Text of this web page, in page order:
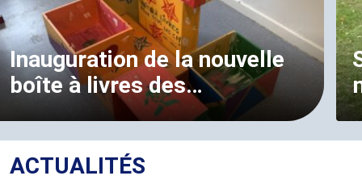
Inauguration de la nouvelle
boîte à livres des…
ACTUALITÉS